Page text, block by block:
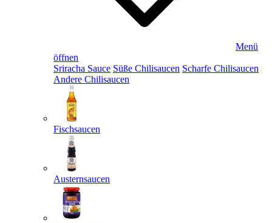
Menü
öffnen
Sriracha Sauce Süße Chilisaucen Scharfe Chilisaucen
Andere Chilisaucen
Fischsaucen
Austernsaucen